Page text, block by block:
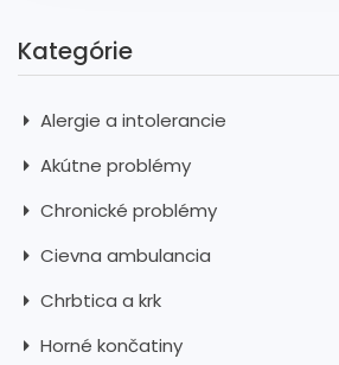
Kategórie
Alergie a intolerancie
Akútne problémy
Chronické problémy
Cievna ambulancia
Chrbtica a krk
Horné končatiny